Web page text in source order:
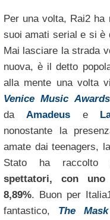
Per una volta, Rai2 ha
suoi amati serial e si è
Mai lasciare la strada
nuova, è il detto
alla mente una volta
Venice Music
da Amadeus e
nonostante la
amate dai teenagers,
Stato ha raccolto
spettatori, con
8,89%. Buon per
fantastico, The